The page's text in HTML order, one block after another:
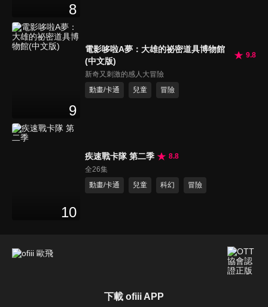
8
9
電影哆啦A夢：大雄的祕密道具博物館
(中文版)
9.8
新奇又刺激的感人大冒險
動畫/卡通
兒童 冒險
10
疾速戰卡隊 第二季
8.8
全26集
動畫/卡通
兒童 科幻 冒險
下載 ofiii APP